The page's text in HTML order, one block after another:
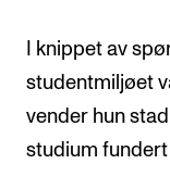
I knippet av
studentmiljøet
vender hun
studium